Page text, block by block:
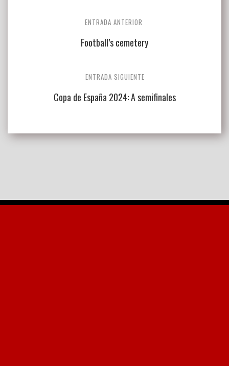
ENTRADA ANTERIOR
Football’s cemetery
ENTRADA SIGUIENTE
Copa de España 2024: A semifinales